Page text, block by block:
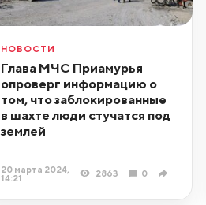
НОВОСТИ
Глава МЧС Приамурья
опроверг информацию о
том, что заблокированные
в шахте люди стучатся под
землей
20 марта 2024,
14:21
2863 0